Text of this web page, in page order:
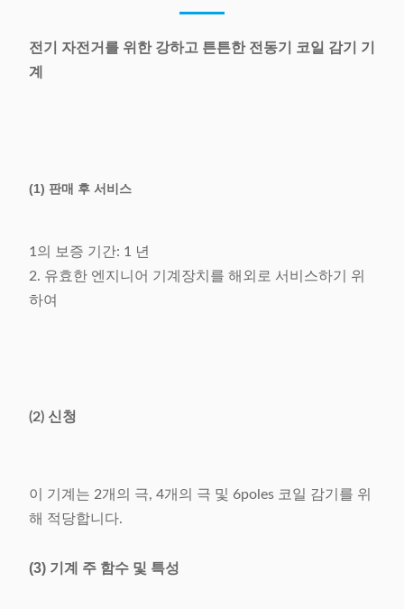
전기 자전거를 위한 강하고 튼튼한 전동기 코일 감기 기
계
(1) 판매 후 서비스
1의 보증 기간: 1 년
2. 유효한 엔지니어 기계장치를 해외로 서비스하기 위
하여
(2) 신청
이 기계는 2개의 극, 4개의 극 및 6poles 코일 감기를 위
해 적당합니다.
(3) 기계 주 함수 및 특성